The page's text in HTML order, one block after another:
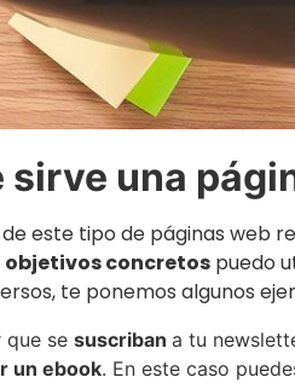
sirve una
este tipo de páginas web
objetivos concretos puedo
te ponemos algunos
que se suscriban a tu
un ebook. En este caso